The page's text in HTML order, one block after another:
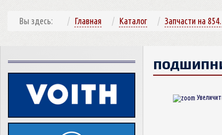
Вы здесь: Главная Каталог Запчасти на